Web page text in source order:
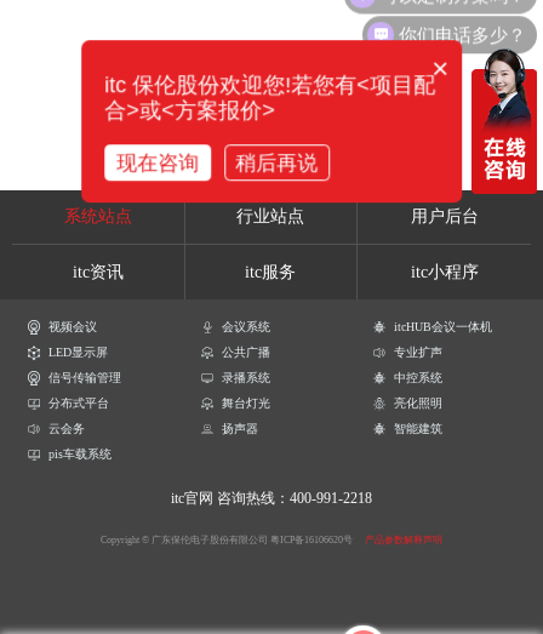
系统站点 行业站点 用户后台
itc资讯 itc服务 itc小程序
视频会议 会议系统
itcHUB会议一体机
LED显示屏
公共广播
专业扩声
信号传输管理
录播系统
中控系统
分布式平台
舞台灯光
亮化照明
云会务
扬声器
智能建筑
pis车载系统
itc官网 咨询热线：400-991-2218
Copyright © 广东保伦电子股份有限公司 粤ICP备16106620号 产品参数解释声明
你们电话多少？
×
itc 保伦股份欢迎您!若您有<项目配
合>或<方案报价>
现在咨询 稍后再说